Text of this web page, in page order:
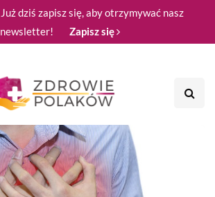
Już dziś zapisz się, aby otrzymywać nasz
newsletter!
Zapisz się